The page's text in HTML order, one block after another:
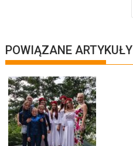
POWIĄZANE ARTYKUŁY